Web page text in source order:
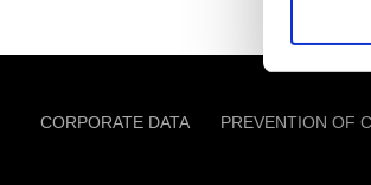
CORPORATE DATA PREVENTION OF